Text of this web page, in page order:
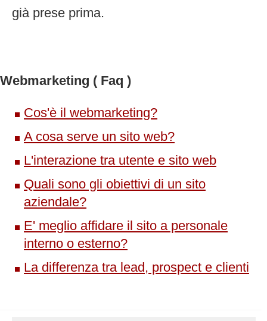
già prese prima.
Webmarketing ( Faq )
Cos'è il webmarketing?
A cosa serve un sito web?
L'interazione tra utente e sito web
Quali sono gli obiettivi di un sito
aziendale?
E' meglio affidare il sito a personale
interno o esterno?
La differenza tra lead, prospect e clienti